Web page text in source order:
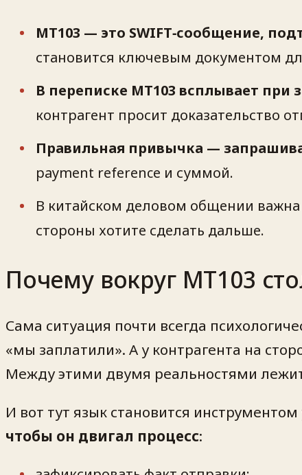
MT103 — это SWIFT‑сообщение,
становится ключевым документом
В переписке MT103 всплывает
контрагент просит доказательство
Правильная привычка —
payment reference и суммой.
В китайском деловом общении важна
стороны хотите сделать дальше.
Почему вокруг MT103
Сама ситуация почти всегда
«мы заплатили». А у контрагента на
Между этими двумя реальностями
И вот тут язык становится
чтобы он двигал процесс: